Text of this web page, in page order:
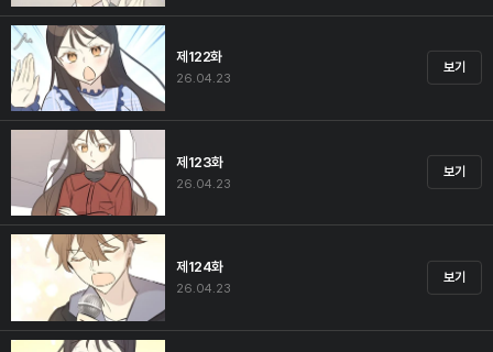
제122화
26.04.23
보기
제123화
26.04.23
보기
제124화
26.04.23
보기